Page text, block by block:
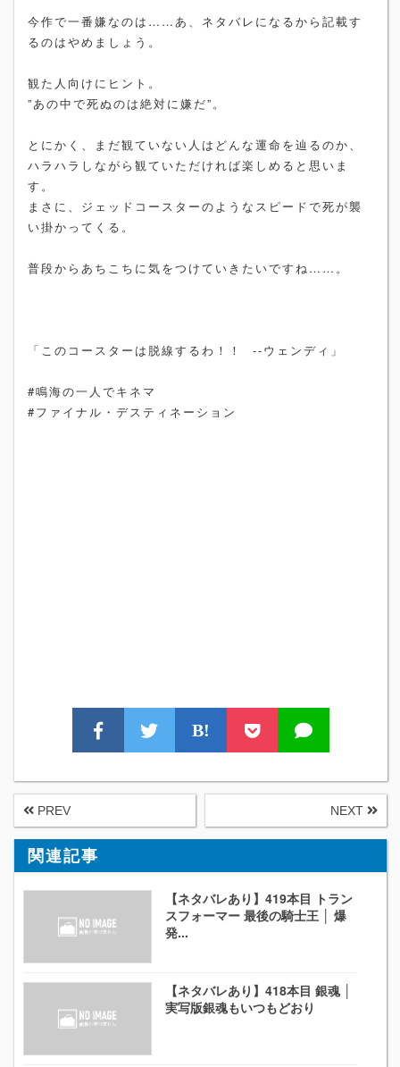
今作で一番嫌なのは……あ、ネタバレになるから記載す
るのはやめましょう。
観た人向けにヒント。
”あの中で死ぬのは絶対に嫌だ”。
とにかく、まだ観ていない人はどんな運命を辿るのか、
ハラハラしながら観ていただければ楽しめると思いま
す。
まさに、ジェッドコースターのようなスピードで死が襲
い掛かってくる。
普段からあちこちに気をつけていきたいですね……。
「このコースターは脱線するわ！！ --ウェンディ」
#鳴海の一人でキネマ
#ファイナル・デスティネーション
B!
PREV NEXT
関連記事
【ネタバレあり】419本目 トラン
スフォーマー 最後の騎士王 │ 爆
発...
【ネタバレあり】418本目 銀魂 │
実写版銀魂もいつもどおり